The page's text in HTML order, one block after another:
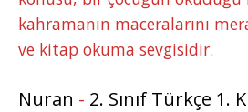
kahramanın maceralarını
ve kitap okuma sevgisidir.
Nuran - 2. Sınıf Türkçe 1.